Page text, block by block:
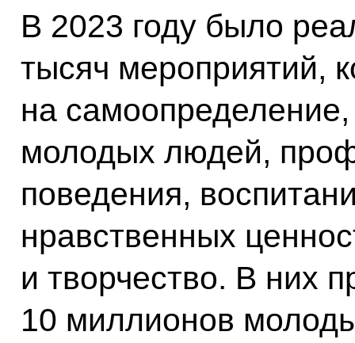
В 2023 году было
тысяч мероприятий,
на
молодых людей,
поведения,
нравственных
и творчество. В них
10 миллионов